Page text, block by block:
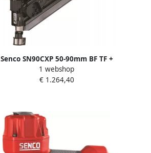
Senco SN90CXP 50-90mm BF TF +
koffer 2H2001N
1 webshop
€ 1.264,40